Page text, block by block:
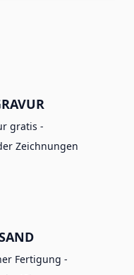
gratis -
Zeichnungen
Fertigung -